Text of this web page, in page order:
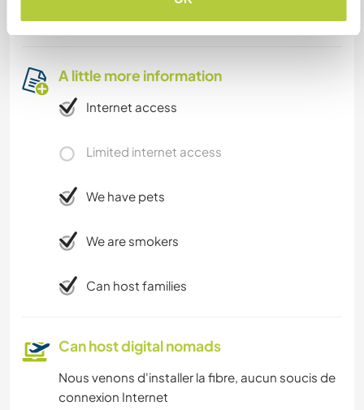
A little more information
Internet access
Limited internet access
We have pets
We are smokers
Can host families
Can host digital nomads
Nous venons d'installer la fibre, aucun soucis de
connexion Internet